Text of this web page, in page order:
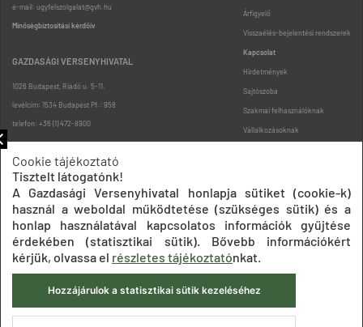
e-mail: ugyfelszolgalat@gvh.hu
Minőségbiztosítási kérdőív
GAZDASÁGI VERSENYHIVATAL
1026 Budapest, Riadó u. 5-11.
levélcím: 1534 Budapest Pf.: 958
telefon: +36 (1) 472-8900
Árfigyelő
Visszaélés-bejelentési rendszerek
Kapcsolat
Hirdetmények
Sajtószoba
Szakmai felhasználóknak
Vállalkozásoknak
Oldaltérkép
Impresszum Adatkezelési tájékoztatók
Akadálymentesítési nyilatkozat
Közadatkereső
Süti beállítások ÁSZF
Cookie tájékoztató
Tisztelt látogatónk!
A Gazdasági Versenyhivatal honlapja sütiket (cookie-k)
használ a weboldal működtetése (szükséges sütik) és a
honlap használatával kapcsolatos információk gyűjtése
érdekében (statisztikai sütik). Bővebb információkért
kérjük, olvassa el részletes tájékoztatónkat.
Hozzájárulok a statisztikai sütik kezeléséhez